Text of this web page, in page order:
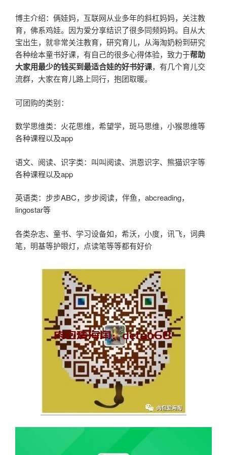
博主介绍：俩娃妈，互联网从业多年的斜杠妈妈，关注教
育，佛系鸡娃。因为爱分享结识了很多同频妈妈。自从大
宝出生，就非常关注教育，研究育儿，从海淘奶粉到研究
各种绘本童书好课，有自己的很多心得体验，致力于帮助
大家用最少的钱买到最适合娃的好书好课，有几个育儿交
流群，大家在育儿路上同行，抱团取暖。
可团购的类别：
数学思维类：火花思维，希望学，斑马思维，小猴思维等
各种课程以及app
语文、阅读、识字类：叫叫阅读、洪恩识字、熊猫识字等
各种课程以及app
英语类：步步ABC，步步阅读，伴鱼，abcreading，
lingostar等
各类杂志、童书、学习设备如，希沃，小度，讯飞，词典
笔，明基等护眼灯，点读笔等等都有好价